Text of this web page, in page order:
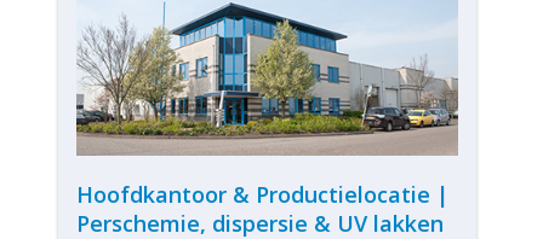
Hoofdkantoor & Productielocatie |
Perschemie, dispersie & UV lakken